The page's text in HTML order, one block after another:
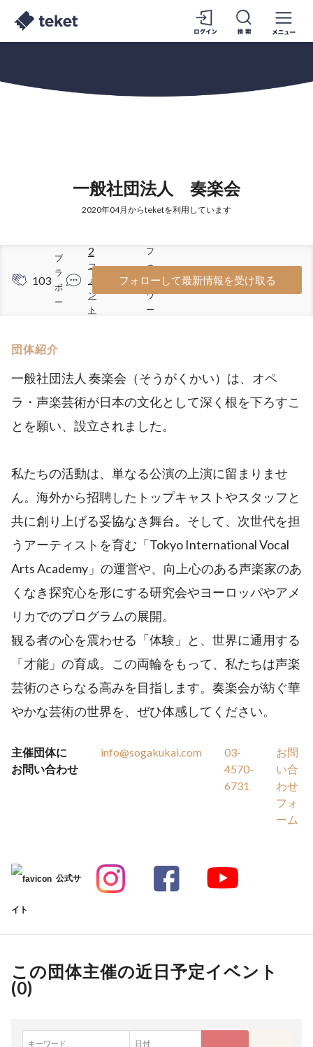
一般社団法人 奏楽会
2020年04月からteketを利用しています
103
ブ
ラ
ボ
ー
2
コ
メ
ン
ト
152
フ
ォ
ロ
ワ
ー
フォローして最新情報を受け取る
団体紹介
一般社団法人 奏楽会（そうがくかい）は、オペ
ラ・声楽芸術が日本の文化として深く根を下ろすこ
とを願い、設立されました。
私たちの活動は、単なる公演の上演に留まりませ
ん。海外から招聘したトップキャストやスタッフと
共に創り上げる妥協なき舞台。そして、次世代を担
うアーティストを育む「Tokyo International Vocal
Arts Academy」の運営や、向上心のある声楽家のあ
くなき探究心を形にする研究会やヨーロッパやアメ
リカでのプログラムの展開。
観る者の心を震わせる「体験」と、世界に通用する
「才能」の育成。この両輪をもって、私たちは声楽
芸術のさらなる高みを目指します。奏楽会が紡ぐ華
やかな芸術の世界を、ぜひ体感してください。
主催団体に
お問い合わせ
info@sogakukai.com
03-
4570-
6731
お問
い合
わせ
フォ
ーム
公式サ
イト
この団体主催の近日予定イベント
(0)
キーワード 日付